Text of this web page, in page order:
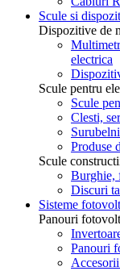
Scule si
Dispozitive de
electrica
Scule pentru
Scule
Clesti,
Produse
Scule
Burghie,
Discuri
Sisteme
Panouri
Panouri